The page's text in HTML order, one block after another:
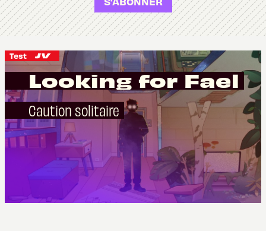
Test
Looking for Fael
Caution solitaire